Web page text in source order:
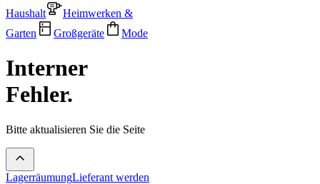
Haushalt
Heimwerken &
Garten
Großgeräte Mode
Interner
Fehler.
Bitte aktualisieren Sie die Seite
LagerräumungLieferant werden